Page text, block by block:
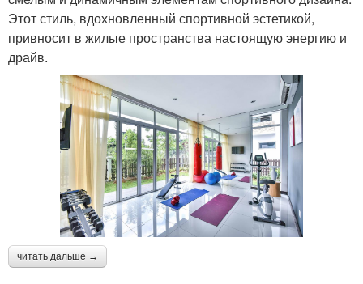
Этот стиль, вдохновленный спортивной эстетикой,
привносит в жилые пространства настоящую энергию и
драйв.
читать дальше →